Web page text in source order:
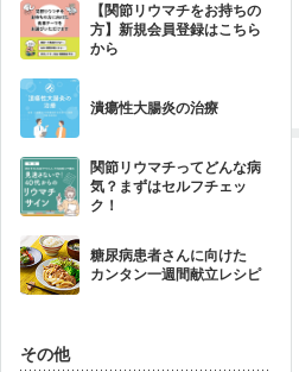
【関節リウマチをお持ちの
方】新規会員登録はこちら
から
潰瘍性大腸炎の治療
関節リウマチってどんな病
気？まずはセルフチェッ
ク！
糖尿病患者さんに向けた
カンタン一週間献立レシピ
その他